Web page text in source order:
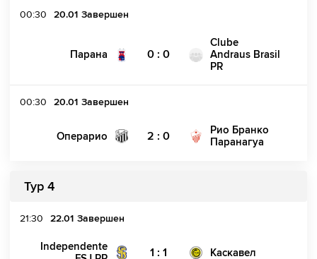
00:30 20.01 Завершен
Парана 0 : 0
Clube
Andraus Brasil
PR
00:30 20.01 Завершен
Операрио 2 : 0
Рио Бранко
Паранагуа
Тур 4
21:30 22.01 Завершен
Independente
1 : 1 Каскавел